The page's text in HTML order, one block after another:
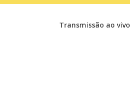
Transmissão ao vivo